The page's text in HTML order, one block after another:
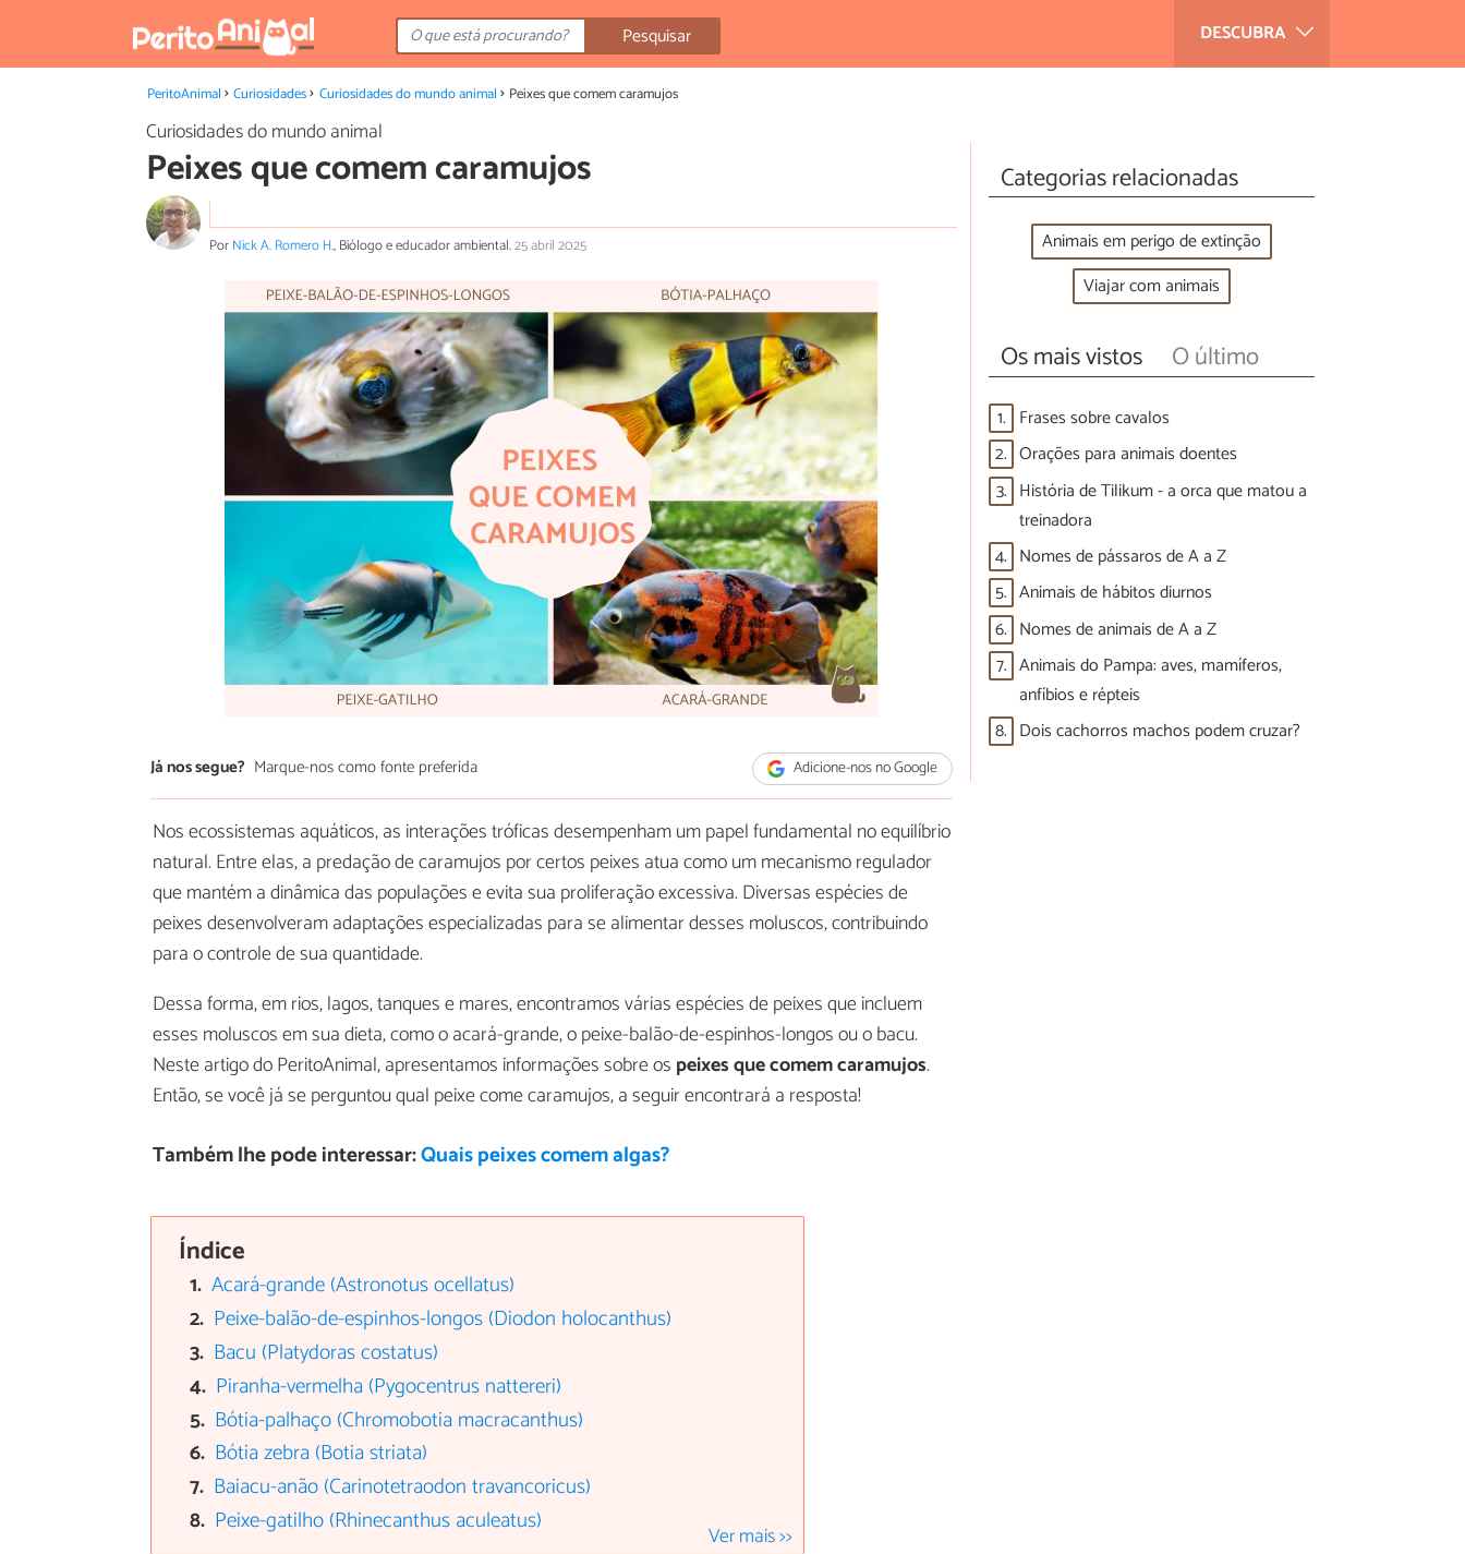
DESCUBRA
Pesquisar
PeritoAnimal Curiosidades Curiosidades do mundo animal Peixes que comem caramujos
Curiosidades do mundo animal
Peixes que comem caramujos
PorNick A. Romero H., Biólogo e educador ambiental.25 abril 2025
Já nos segue? Marque-nos como fonte preferida Adicione-nos no Google
Nos ecossistemas aquáticos, as interações tróficas desempenham um papel fundamental no equilíbrio
natural. Entre elas, a predação de caramujos por certos peixes atua como um mecanismo regulador
que mantém a dinâmica das populações e evita sua proliferação excessiva. Diversas espécies de
peixes desenvolveram adaptações especializadas para se alimentar desses moluscos, contribuindo
para o controle de sua quantidade.
Dessa forma, em rios, lagos, tanques e mares, encontramos várias espécies de peixes que incluem
esses moluscos em sua dieta, como o acará-grande, o peixe-balão-de-espinhos-longos ou o bacu.
Neste artigo do PeritoAnimal, apresentamos informações sobre os peixes que comem caramujos.
Então, se você já se perguntou qual peixe come caramujos, a seguir encontrará a resposta!
Também lhe pode interessar:Quais peixes comem algas?
Índice
Acará-grande (Astronotus ocellatus)
Peixe-balão-de-espinhos-longos (Diodon holocanthus)
Bacu (Platydoras costatus)
Piranha-vermelha (Pygocentrus nattereri)
Bótia-palhaço (Chromobotia macracanthus)
Bótia zebra (Botia striata)
Baiacu-anão (Carinotetraodon travancoricus)
Peixe-gatilho (Rhinecanthus aculeatus)
Ver mais >>
Categorias relacionadas
Animais em perigo de extinção
Viajar com animais
Os mais vistos O último
1. Frases sobre cavalos
2. Orações para animais doentes
3. História de Tilikum - a orca que matou a
treinadora
4. Nomes de pássaros de A a Z
5. Animais de hábitos diurnos
6. Nomes de animais de A a Z
7. Animais do Pampa: aves, mamíferos,
anfíbios e répteis
8. Dois cachorros machos podem cruzar?